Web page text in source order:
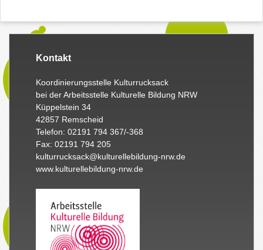
Kontakt
Koordinierungsstelle Kulturrucksack
bei der Arbeitsstelle Kulturelle Bildung NRW
Küppelstein 34
42857 Remscheid
Telefon: 02191 794 367/-368
Fax: 02191 794 205
kulturrucksack@kulturellebildung-nrw.de
www.kulturellebildung-nrw.de